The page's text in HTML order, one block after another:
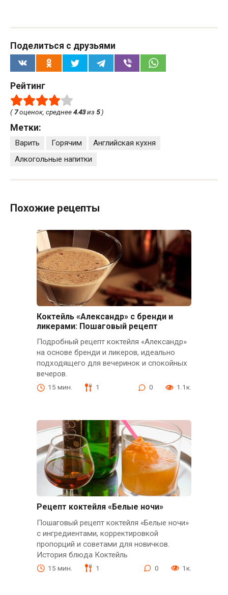
Поделиться с друзьями
Рейтинг
( 7оценок, среднее4.43из 5)
Метки:
Варить Горячим
Английская кухня
Алкогольные напитки
Похожие рецепты
Коктейль «Александр» с бренди и
ликерами: Пошаговый рецепт
Подробный рецепт коктейля «Александр»
на основе бренди и ликеров, идеально
подходящего для вечеринок и спокойных
вечеров.
15 мин. 1 0 1.1к.
Рецепт коктейля «Белые ночи»
Пошаговый рецепт коктейля «Белые ночи»
с ингредиентами, корректировкой
пропорций и советами для новичков.
История блюда Коктейль
15 мин. 1 0 1к.